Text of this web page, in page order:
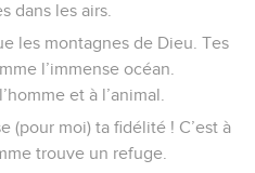
dans les airs.
les montagnes de Dieu. Tes
l’immense océan.
et à l’animal.
(pour moi) ta fidélité ! C’est à
trouve un refuge.